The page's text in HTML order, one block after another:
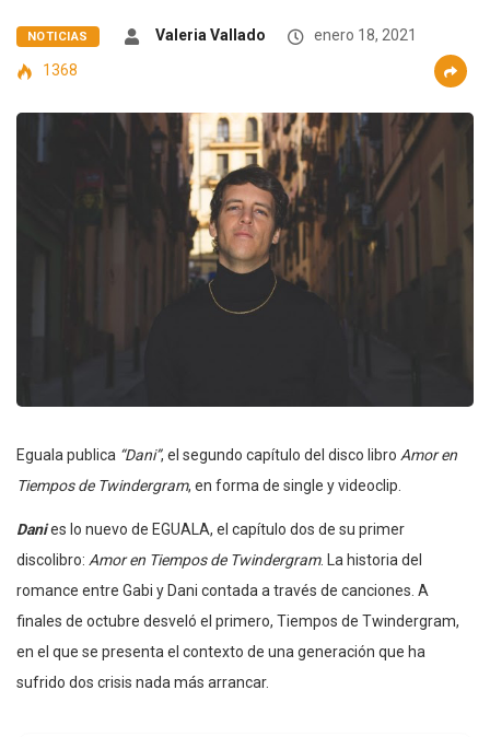
NOTICIAS Valeria Vallado
enero 18, 2021
1368
Eguala publica “Dani”, el segundo capítulo del disco libro Amor en
Tiempos de Twindergram, en forma de single y videoclip.
Danies lo nuevo de EGUALA, el capítulo dos de su primer
discolibro: Amor en Tiempos de Twindergram. La historia del
romance entre Gabi y Dani contada a través de canciones. A
finales de octubre desveló el primero, Tiempos de Twindergram,
en el que se presenta el contexto de una generación que ha
sufrido dos crisis nada más arrancar.